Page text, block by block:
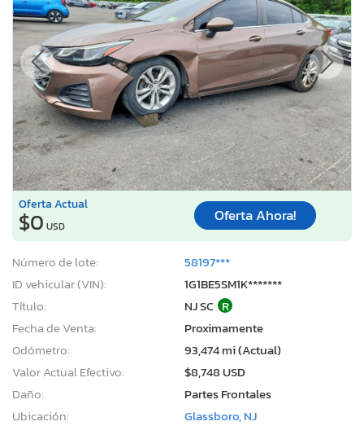
Oferta Actual
$0 USD
Oferta Ahora!
Número de lote:
58197***
ID vehicular (VIN):
1G1BE5SM1K*******
Título:
NJ SC R
Fecha de Venta:
Proximamente
Odómetro:
93,474 mi (Actual)
Valor Actual Efectivo:
$8,748 USD
Daño:
Partes Frontales
Ubicación:
Glassboro, NJ